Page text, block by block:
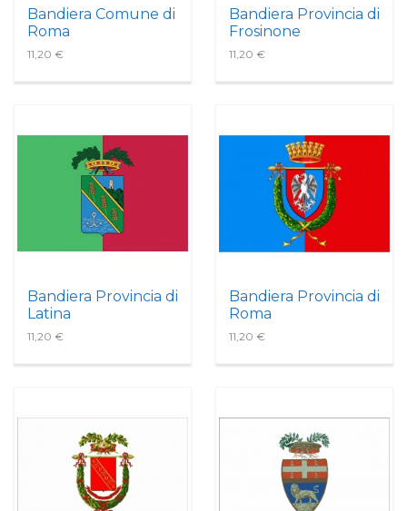
Bandiera Comune di
Roma
11,20 €
Bandiera Provincia di
Frosinone
11,20 €
Bandiera Provincia di
Latina
11,20 €
Bandiera Provincia di
Roma
11,20 €